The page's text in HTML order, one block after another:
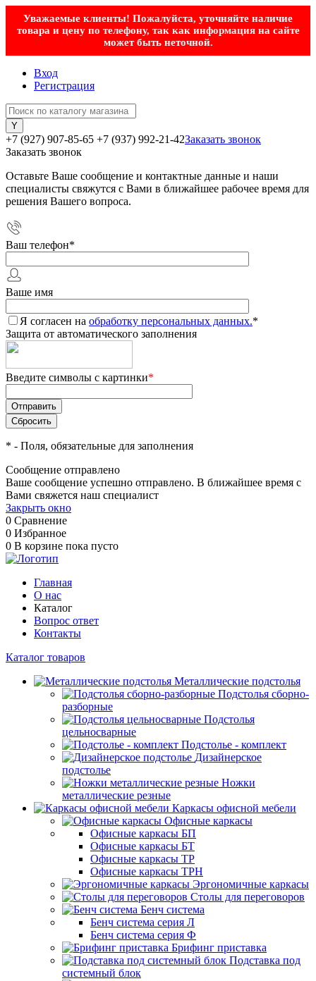
Уважаемые клиенты! Пожалуйста, уточняйте наличие
товара и цену по телефону, так как информация на сайте
может быть неточной.
Вход
Регистрация
+7 (927) 907-85-65 +7 (937) 992-21-42Заказать звонок
Заказать звонок
Оставьте Ваше сообщение и контактные данные и наши
специалисты свяжутся с Вами в ближайшее рабочее время для
решения Вашего вопроса.
Ваш телефон*
Ваше имя
Я согласен на обработку персональных данных.*
Защита от автоматического заполнения
Введите символы с картинки*
* - Поля, обязательные для заполнения
Сообщение отправлено
Ваше сообщение успешно отправлено. В ближайшее время с
Вами свяжется наш специалист
Закрыть окно
0 Сравнение
0 Избранное
0 В корзине пока пусто
Главная
О нас
Каталог
Вопрос ответ
Контакты
Каталог товаров
Металлические подстолья
Подстолья сборно-
разборные
Подстолья
цельносварные
Подстолье - комплект
Дизайнерское
подстолье
Ножки
металлические резные
Каркасы офисной мебели
Офисные каркасы
Офисные каркасы БП
Офисные каркасы БТ
Офисные каркасы ТР
Офисные каркасы ТРН
Эргономичные каркасы
Столы для переговоров
Бенч система
Бенч система серия Л
Бенч система серия Ф
Брифинг приставка
Подставка под
системный блок